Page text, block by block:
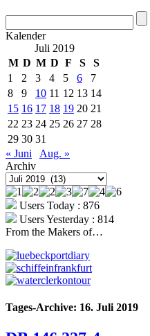
Kalender
Juli 2019
M D M D F S
S
1
2 3 4 5 6
7
8
9 10 11 12 13 14
15 16 17 18 19 20 21
22 23 24 25 26 27 28
29 30 31
« Juni
Aug. »
Archiv
Archiv
Users Today : 876
Users Yesterday : 814
From the Makers of…
Tages-Archive: 16. Juli 2019